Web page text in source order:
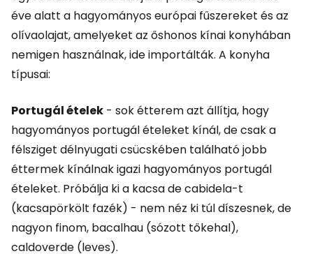
éve alatt a hagyományos európai fűszereket és az
olívaolajat, amelyeket az őshonos kínai konyhában
nemigen használnak, ide importálták. A konyha
típusai:
Portugál ételek - sok étterem azt állítja, hogy
hagyományos portugál ételeket kínál, de csak a
félsziget délnyugati csücskében található jobb
éttermek kínálnak igazi hagyományos portugál
ételeket. Próbálja ki a kacsa de cabidela-t
(kacsapörkölt fazék) - nem néz ki túl díszesnek, de
nagyon finom, bacalhau (sózott tőkehal),
caldoverde (leves).